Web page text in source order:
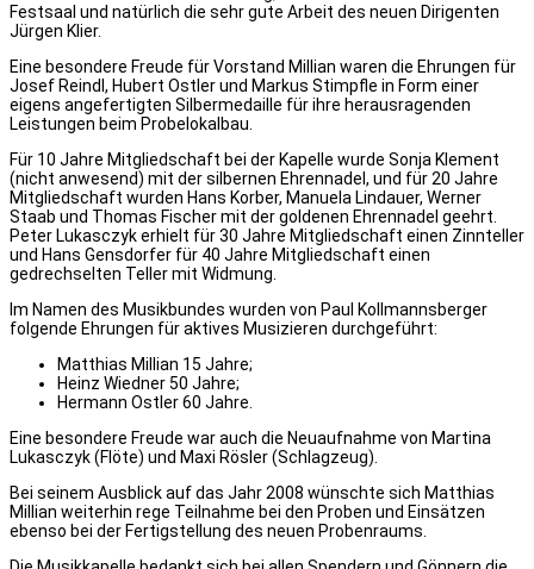
Festsaal und natürlich die sehr gute Arbeit des neuen Dirigenten
Jürgen Klier.
Eine besondere Freude für Vorstand Millian waren die Ehrungen für
Josef Reindl, Hubert Ostler und Markus Stimpfle in Form einer
eigens angefertigten Silbermedaille für ihre herausragenden
Leistungen beim Probelokalbau.
Für 10 Jahre Mitgliedschaft bei der Kapelle wurde Sonja Klement
(nicht anwesend) mit der silbernen Ehrennadel, und für 20 Jahre
Mitgliedschaft wurden Hans Korber, Manuela Lindauer, Werner
Staab und Thomas Fischer mit der goldenen Ehrennadel geehrt.
Peter Lukasczyk erhielt für 30 Jahre Mitgliedschaft einen Zinnteller
und Hans Gensdorfer für 40 Jahre Mitgliedschaft einen
gedrechselten Teller mit Widmung.
Im Namen des Musikbundes wurden von Paul Kollmannsberger
folgende Ehrungen für aktives Musizieren durchgeführt:
Matthias Millian 15 Jahre;
Heinz Wiedner 50 Jahre;
Hermann Ostler 60 Jahre.
Eine besondere Freude war auch die Neuaufnahme von Martina
Lukasczyk (Flöte) und Maxi Rösler (Schlagzeug).
Bei seinem Ausblick auf das Jahr 2008 wünschte sich Matthias
Millian weiterhin rege Teilnahme bei den Proben und Einsätzen
ebenso bei der Fertigstellung des neuen Probenraums.